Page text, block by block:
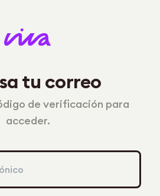
tu correo
de verificación para
acceder.